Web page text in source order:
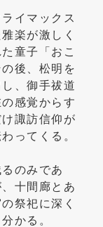
イマックス
楽が激しく
童子「おこ
後、松明を
、御手祓道
感覚からす
諏訪信仰が
ってくる。
のみであ
十間廊とあ
祭祀に深く
かる。